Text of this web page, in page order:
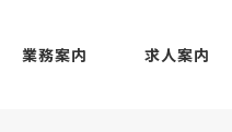
業務案内 求人案内